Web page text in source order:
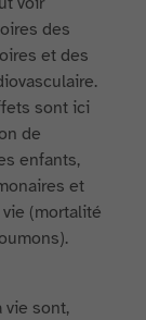
des
et des
sont ici
de
enfants,
et
(mortalité
vie sont,